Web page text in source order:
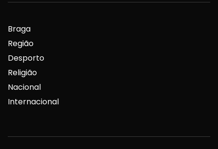
Braga
Região
Desporto
Religião
Nacional
Internacional